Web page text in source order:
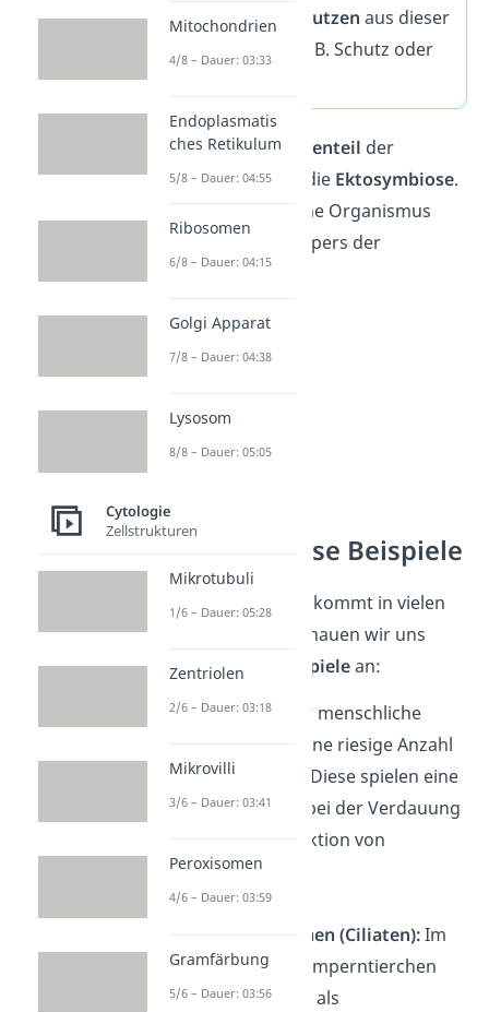
gegenseitigen Nutzen aus dieser
Beziehung wie z. B. Schutz oder
Übrigens:DasGegenteil der
Endosymbiose ist die Ektosymbiose.
Hierbei lebt der eine Organismus
des Körpers der
Wirtszelle.
Endosymbiose Beispiele
Die Endosymbiose kommt in vielen
Lebewesen vor. Schauen wir uns
dazu ein paar
Beispielean:
Darmflora:
Der menschliche
Darm besitzt eine riesige Anzahl
von Bakterien. Diese spielen eine
wichtige Rolle bei der Verdauung
und der Produktion von
Vitaminen.
Wimperntierchen (Ciliaten):Im
Inneren von Wimperntierchen
leben oft Algen als
Mitochondrien
4/8 – Dauer: 03:33
Endoplasmatis
ches Retikulum
5/8 – Dauer: 04:55
Ribosomen
6/8 – Dauer: 04:15
Golgi Apparat
7/8 – Dauer: 04:38
Lysosom
8/8 – Dauer: 05:05
Cytologie
Zellstrukturen
Mikrotubuli
1/6 – Dauer: 05:28
Zentriolen
2/6 – Dauer: 03:18
Mikrovilli
3/6 – Dauer: 03:41
Peroxisomen
4/6 – Dauer: 03:59
Gramfärbung
5/6 – Dauer: 03:56